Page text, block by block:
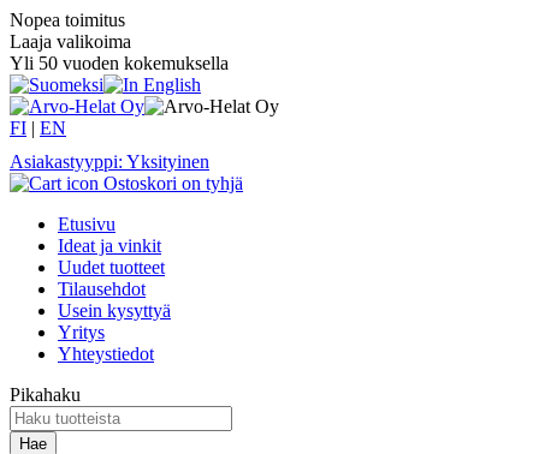
Nopea toimitus
Laaja valikoima
Yli 50 vuoden kokemuksella
FI | EN
Asiakastyyppi: Yksityinen
Ostoskori on tyhjä
Etusivu
Ideat ja vinkit
Uudet tuotteet
Tilausehdot
Usein kysyttyä
Yritys
Yhteystiedot
Pikahaku